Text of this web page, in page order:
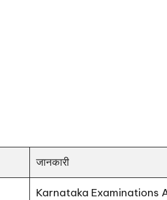
जानकारी
Karnataka Examinations